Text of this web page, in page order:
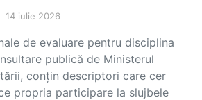
14 iulie 2026
de evaluare pentru disciplina
publică de Ministerul
conțin descriptori care cer
propria participare la slujbele